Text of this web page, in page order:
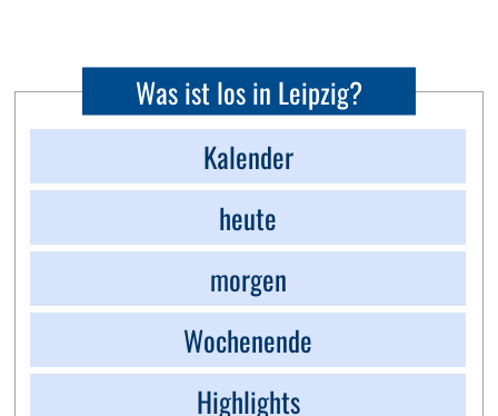
Was ist los in Leipzig?
Kalender
heute
morgen
Wochenende
Highlights